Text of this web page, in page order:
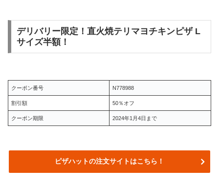
デリバリー限定！ 直火焼テリマヨチキンピザ L
サイズ半額！
クーポン番号 N778988
割引額 50％オフ
クーポン期限 2024年1月4日まで
ピザハットの注文サイトはこちら！